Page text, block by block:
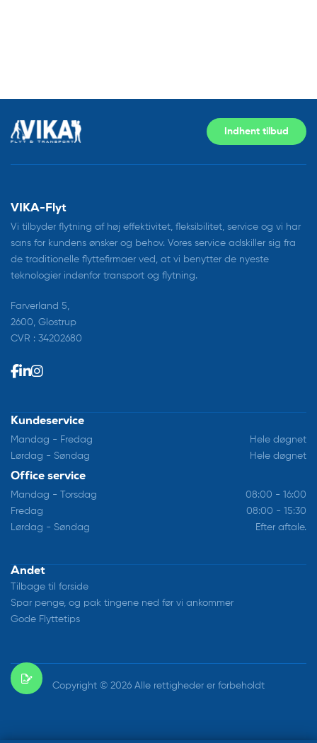
Indhent tilbud
VIKA-Flyt
Vi tilbyder flytning af høj effektivitet, fleksibilitet, service og vi har
sans for kundens ønsker og behov. Vores service adskiller sig fra
de traditionelle flyttefirmaer ved, at vi benytter de nyeste
teknologier indenfor transport og flytning.
Farverland 5,
2600, Glostrup
CVR : 34202680
Kundeservice
Mandag - Fredag
Hele døgnet
Lørdag - Søndag
Hele døgnet
Office service
Mandag - Torsdag
08:00 - 16:00
Fredag
08:00 - 15:30
Lørdag - Søndag
Efter aftale.
Andet
Tilbage til forside
Spar penge, og pak tingene ned før vi ankommer
Gode Flyttetips
Copyright © 2026 Alle rettigheder er forbeholdt